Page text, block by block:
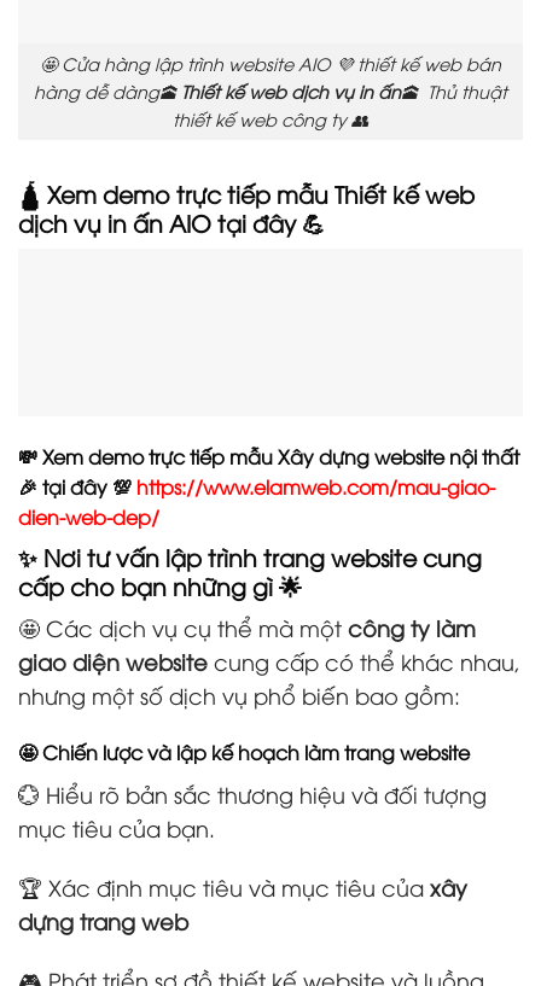
🤩 Cửa hàng lập trình website AIO 💜 thiết kế web bán
hàng dễ dàng🕋 Thiết kế web dịch vụ in ấn🕋 Thủ thuật
thiết kế web công ty 👥
🛕 Xem demo trực tiếp mẫuThiết kế web
dịch vụ in ấnAIO tại đây 💪
💸 Xem demo trực tiếp mẫu Xây dựng website nội thất
🎉 tại đây 💯 https://www.elamweb.com/mau-giao-
dien-web-dep/
✨ Nơi tư vấn lập trình trang website cung
cấp cho bạn những gì 🌟
🤩 Các dịch vụ cụ thể mà một công ty làm
giao diện website cung cấp có thể khác nhau,
nhưng một số dịch vụ phổ biến bao gồm:
🤩 Chiến lược và lập kế hoạch làm trang website
💮 Hiểu rõ bản sắc thương hiệu và đối tượng
mục tiêu của bạn.
🏆 Xác định mục tiêu và mục tiêu của xây
dựng trang web
🎮 Phát triển sơ đồ thiết kế website và luồng